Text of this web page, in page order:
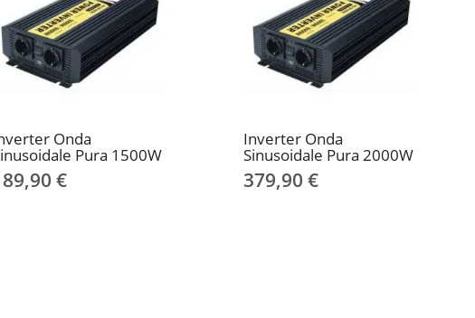
Onda
Pura 1500W
€
Inverter Onda
Sinusoidale Pura 2000W
379,90 €